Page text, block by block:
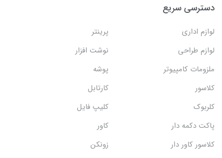
دسترسی سریع
لوازم اداری
پرینتر
لوازم طراحی
نوشت افزار
ملزومات کامپیوتر
پوشه
کلاسور
کارتابل
کلربوک
کلیپ فایل
پاکت دکمه دار
کاور
کلاسور کاور دار
زونکن